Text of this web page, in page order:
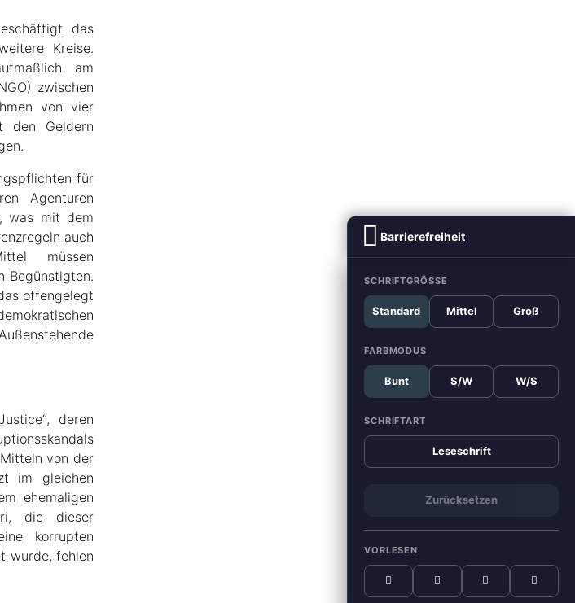
Barrierefreiheit
SCHRIFTGRÖSSE
Standard Mittel Groß
FARBMODUS
Bunt S/W W/S
SCHRIFTART
Leseschrift
Zurücksetzen
VORLESEN
das
Kreise.
am
zwischen
von vier
den Geldern
für
Agenturen
was mit dem
auch
müssen
Begünstigten.
offengelegt
deren
von der
im gleichen
ehemaligen
die dieser
korrupten
wurde, fehlen